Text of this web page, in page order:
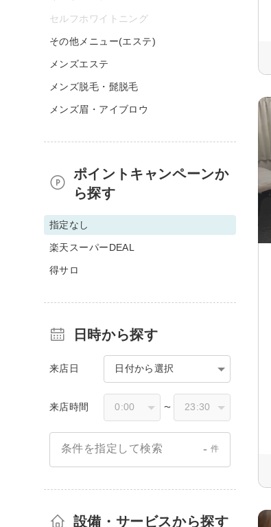
セルフホワイトニング
その他メニュー(エステ)
メンズエステ
メンズ脱毛・髭脱毛
メンズ眉・アイブロウ
ポイントキャンペーンか
ら探す
指定なし
楽天スーパーDEAL
得サロ
日時から探す
来店日 日付から選択
来店時間 〜
条件を指定して検索 - 件
設備・サービスから探す